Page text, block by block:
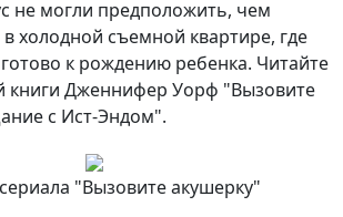
не могли предположить, чем
холодной съемной квартире, где
к рождению ребенка. Читайте
книги Дженнифер Уорф "Вызовите
с Ист-Эндом".
"Вызовите акушерку"